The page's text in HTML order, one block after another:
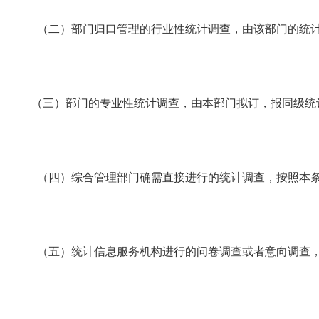
（二）部门归口管理的行业性统计调查，由该部门的统
（三）部门的专业性统计调查，由本部门拟订，报同级
（四）综合管理部门确需直接进行的统计调查，按照本
（五）统计信息服务机构进行的问卷调查或者意向调查